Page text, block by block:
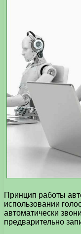
Принцип работы
использовании
автоматически
предварительно